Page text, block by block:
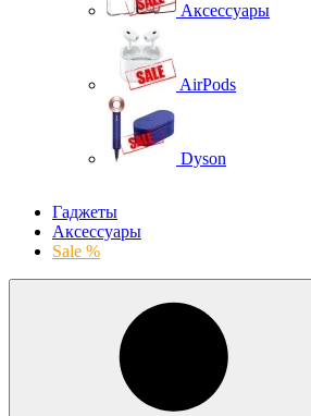
Аксессуары
AirPods
Dyson
Гаджеты
Аксессуары
Sale %